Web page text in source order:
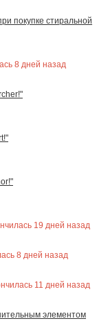
покупке стиральной
8 дней назад
19 дней назад
8 дней назад
11 дней назад
элементом